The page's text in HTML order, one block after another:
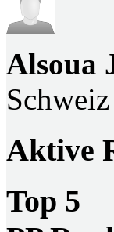
Alsoua
Aktive
Top 5